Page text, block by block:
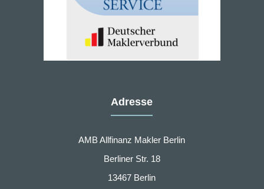
Adresse
AMB Allfinanz Makler Berlin
Berliner Str. 18
13467 Berlin